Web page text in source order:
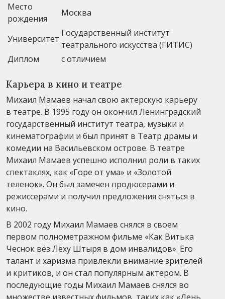
Место
рождения
Москва
Университет
Государственный институт
театрального искусства (ГИТИС)
Диплом
с отличием
Карьера в кино и театре
Михаил Мамаев начал свою актерскую карьеру
в театре. В 1995 году он окончил Ленинградский
государственный институт театра, музыки и
кинематографии и был принят в Театр драмы и
комедии на Васильевском острове. В театре
Михаил Мамаев успешно исполнил роли в таких
спектаклях, как «Горе от ума» и «Золотой
теленок». Он был замечен продюсерами и
режиссерами и получил предложения сняться в
кино.
В 2002 году Михаил Мамаев снялся в своем
первом полнометражном фильме «Как Витька
Чеснок вёз Лёху Штыря в дом инвалидов». Его
талант и харизма привлекли внимание зрителей
и критиков, и он стал популярным актером. В
последующие годы Михаил Мамаев снялся во
множестве известных фильмов, таких как «День